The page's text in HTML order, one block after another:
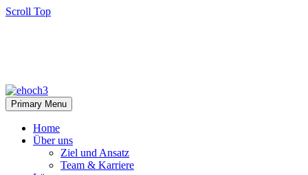
Scroll Top
Primary Menu
Home
Über uns
Ziel und Ansatz
Team & Karriere